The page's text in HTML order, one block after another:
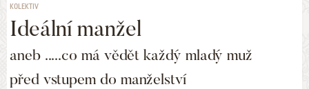
KOLEKTIV
Ideální manžel
aneb .....co má vědět každý mladý muž
před vstupem do manželství